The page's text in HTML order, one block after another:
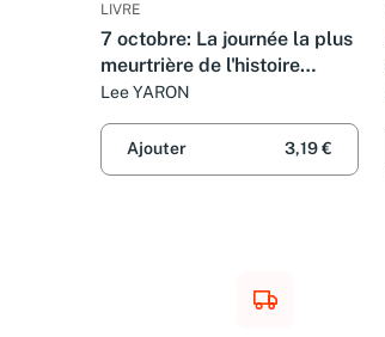
LIVRE
7 octobre: La journée la plus
meurtrière de l'histoire
d'Israël racontée par les
victimes et leurs proches
Lee YARON
Ajouter 3,19 €